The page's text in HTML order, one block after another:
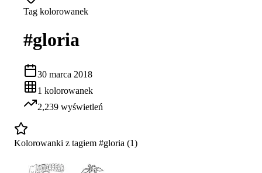
Tag kolorowanek
#gloria
30 marca 2018
1 kolorowanek
2,239 wyświetleń
Kolorowanki z tagiem #gloria (1)